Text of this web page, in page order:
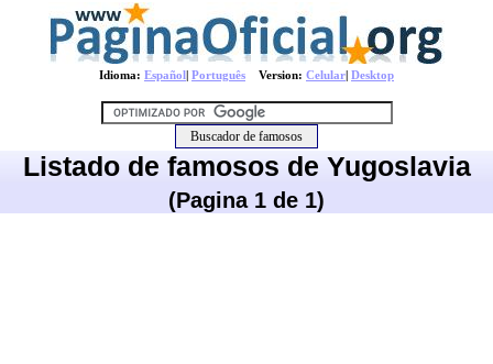
Idioma: Español| Português Version: Celular| Desktop
Listado de famosos de Yugoslavia
(Pagina 1 de 1)